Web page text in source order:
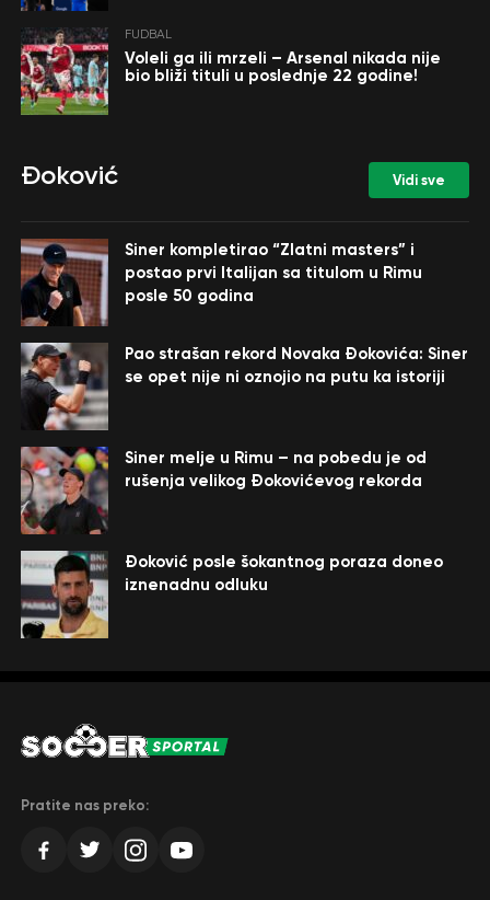
FUDBAL
Voleli ga ili mrzeli – Arsenal nikada nije
bio bliži tituli u poslednje 22 godine!
Đoković Vidi sve
Siner kompletirao “Zlatni masters” i
postao prvi Italijan sa titulom u Rimu
posle 50 godina
Pao strašan rekord Novaka Đokovića: Siner
se opet nije ni oznojio na putu ka istoriji
Siner melje u Rimu – na pobedu je od
rušenja velikog Đokovićevog rekorda
Đoković posle šokantnog poraza doneo
iznenadnu odluku
Pratite nas preko: